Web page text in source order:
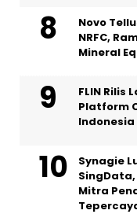
Novo
NRFC,
Mineral
FLIN Rilis
Platform
Indonesia
Synagie
Mitra